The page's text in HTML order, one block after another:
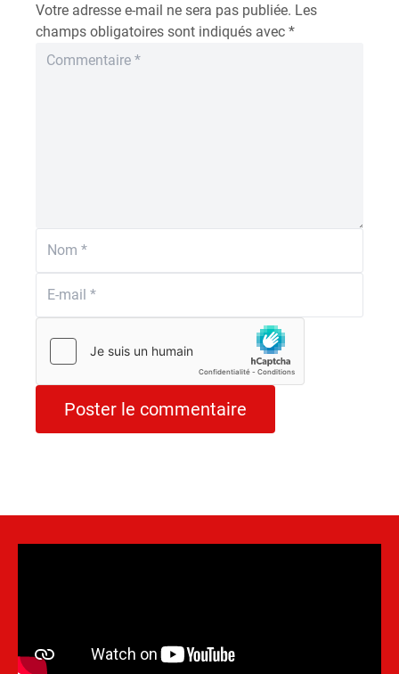
Votre adresse e-mail ne sera pas publiée. Les
champs obligatoires sont indiqués avec *